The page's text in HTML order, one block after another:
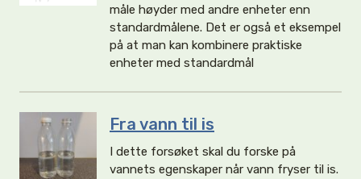
måle høyder med andre enheter enn
standardmålene. Det er også et eksempel
på at man kan kombinere praktiske
enheter med standardmål
Fra vann til is
I dette forsøket skal du forske på
vannets egenskaper når vann fryser til is.